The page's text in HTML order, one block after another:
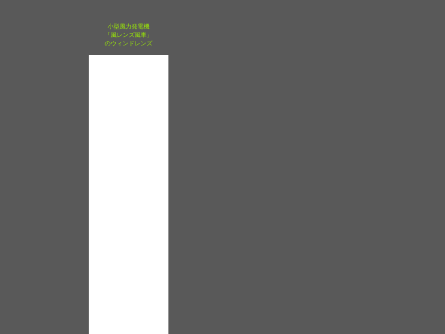
小型風力発電機
「風レンズ風車」
のウィンドレンズ